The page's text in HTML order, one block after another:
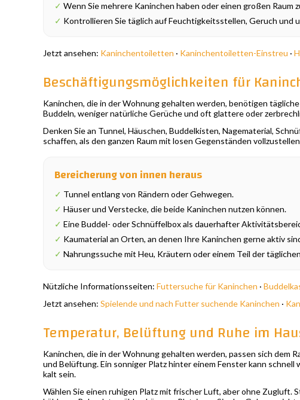
✓ Wenn Sie mehrere Kaninchen haben oder einen großen
✓ Kontrollieren Sie täglich auf Feuchtigkeitsstellen, Geruch und
Jetzt ansehen: Kaninchentoiletten · Kaninchentoiletten-Einstreu ·
Beschäftigungsmöglichkeiten für
Kaninchen, die in der Wohnung gehalten werden, benötigen
Buddeln, weniger natürliche Gerüche und oft glattere oder
Denken Sie an Tunnel, Häuschen, Buddelkisten, Nagematerial,
schaffen, als den ganzen Raum mit losen Gegenständen
Bereicherung von innen heraus
✓ Tunnel entlang von Rändern oder Gehwegen.
✓ Häuser und Verstecke, die beide Kaninchen nutzen können.
✓ Eine Buddel- oder Schnüffelbox als dauerhafter
✓ Kaumaterial an Orten, an denen Ihre Kaninchen gerne aktiv
✓ Nahrungssuche mit Heu, Kräutern oder einem Teil der
Nützliche Informationsseiten: Futtersuche für Kaninchen ·
Jetzt ansehen: Spielende und nach Futter suchende Kaninchen ·
Temperatur, Belüftung und Ruhe im
Kaninchen, die in der Wohnung gehalten werden, passen sich dem
und Belüftung. Ein sonniger Platz hinter einem Fenster kann
kalt sein.
Wählen Sie einen ruhigen Platz mit frischer Luft, aber ohne Zugluft.